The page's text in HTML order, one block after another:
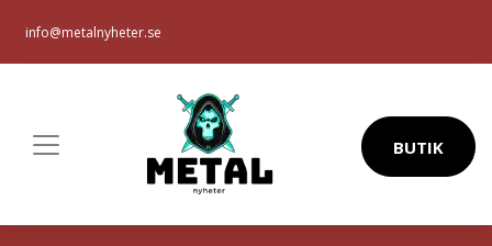
info@metalnyheter.se
BUTIK